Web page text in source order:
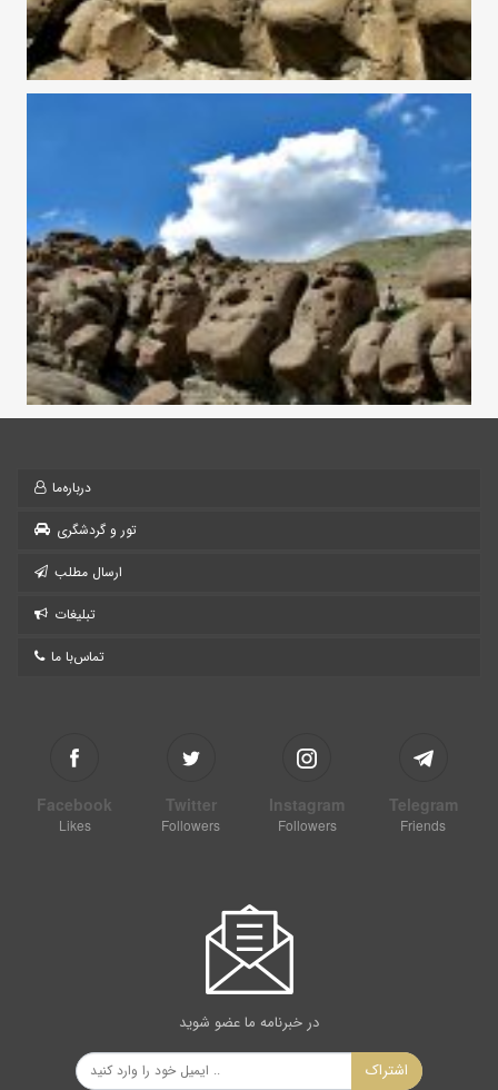
درباره‌ما
تور و گردشگری
ارسال مطلب
تبلیغات
تماس‌با ما
Facebook
Likes
Twitter
Followers
Instagram
Followers
Telegram
Friends
در خبرنامه ما عضو شوید
اشتراک